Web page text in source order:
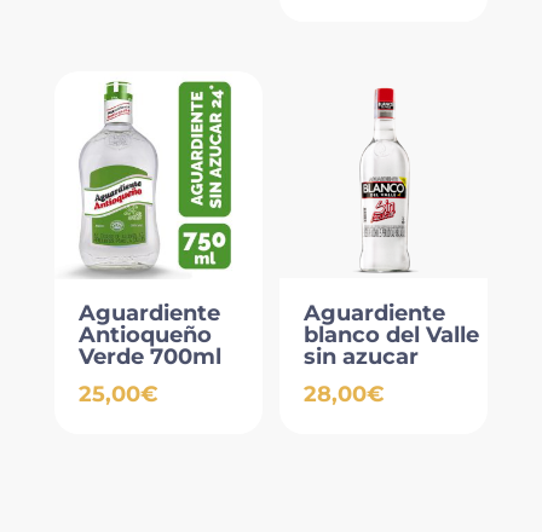
Aguardiente
Antioqueño
Verde 700ml
25,00€
Aguardiente
blanco del Valle
sin azucar
28,00€